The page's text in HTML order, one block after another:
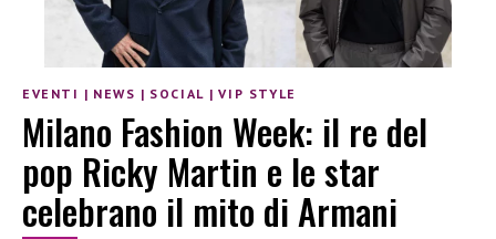
EVENTI | NEWS | SOCIAL |VIP STYLE
Milano Fashion Week: il re del
pop Ricky Martin e le star
celebrano il mito di Armani